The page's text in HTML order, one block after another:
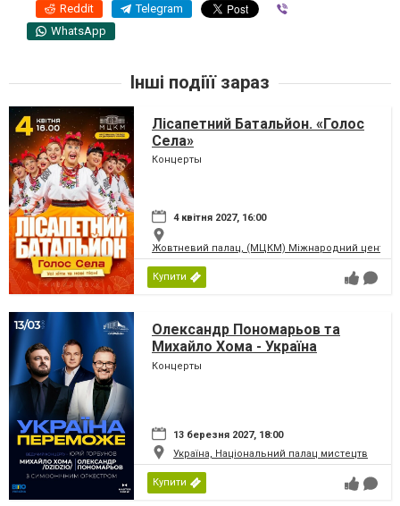
Reddit Telegram
WhatsApp
Інші подіїї зараз
Лісапетний Батальйон. «Голос
Села»
Концерты
4 квітня 2027, 16:00
Жовтневий палац, (МЦКМ) Міжнародний центр
Купити
Олександр Пономарьов та
Михайло Хома - Україна
Переможе!
Концерты
13 березня 2027, 18:00
Україна, Національний палац мистецтв
Купити